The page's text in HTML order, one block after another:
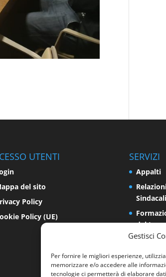
Gestisci
Per fornire le migliori esperienze,
memorizzare e/o accedere alle
tecnologie ci permetterà di elaborare
UTENTI
del sito
Policy
Policy (UE)
SERVIZI
Appalti
Sindacali
del
Impresa
del